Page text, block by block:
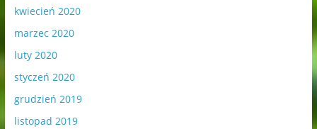
kwiecień 2020
marzec 2020
luty 2020
styczeń 2020
grudzień 2019
listopad 2019